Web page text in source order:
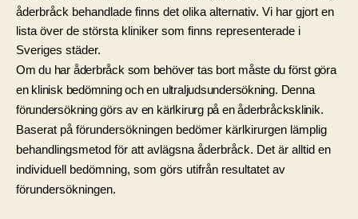
åderbråck behandlade finns det olika alternativ. Vi har gjort en
lista över de största kliniker som finns representerade i
Sveriges städer.
Om du har åderbråck som behöver tas bort måste du först göra
en klinisk bedömning och en ultraljudsundersökning. Denna
förundersökning görs av en kärlkirurg på en åderbråcksklinik.
Baserat på förundersökningen bedömer kärlkirurgen lämplig
behandlingsmetod för att avlägsna åderbråck. Det är alltid en
individuell bedömning, som görs utifrån resultatet av
förundersökningen.